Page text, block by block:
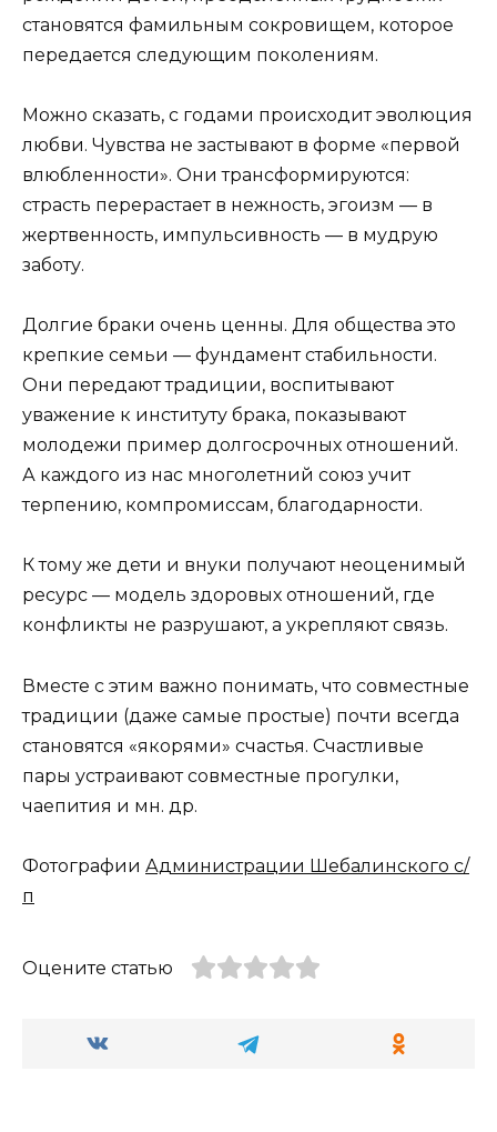
становятся фамильным сокровищем, которое
передается следующим поколениям.
Можно сказать, с годами происходит эволюция
любви. Чувства не застывают в форме «первой
влюбленности». Они трансформируются:
страсть перерастает в нежность, эгоизм — в
жертвенность, импульсивность — в мудрую
заботу.
Долгие браки очень ценны. Для общества это
крепкие семьи — фундамент стабильности.
Они передают традиции, воспитывают
уважение к институту брака, показывают
молодежи пример долгосрочных отношений.
А каждого из нас многолетний союз учит
терпению, компромиссам, благодарности.
К тому же дети и внуки получают неоценимый
ресурс — модель здоровых отношений, где
конфликты не разрушают, а укрепляют связь.
Вместе с этим важно понимать, что совместные
традиции (даже самые простые) почти всегда
становятся «якорями» счастья. Счастливые
пары устраивают совместные прогулки,
чаепития и мн. др.
Фотографии Администрации Шебалинского с/
п
Оцените статью